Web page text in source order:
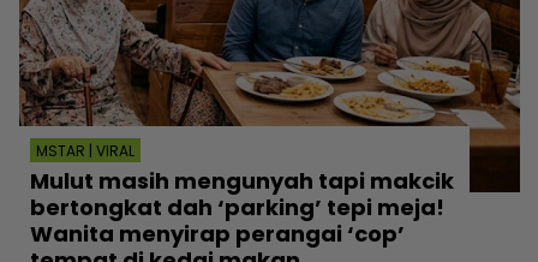
MSTAR | VIRAL
Mulut masih mengunyah tapi makcik
bertongkat dah ‘parking’ tepi meja!
Wanita menyirap perangai ‘cop’